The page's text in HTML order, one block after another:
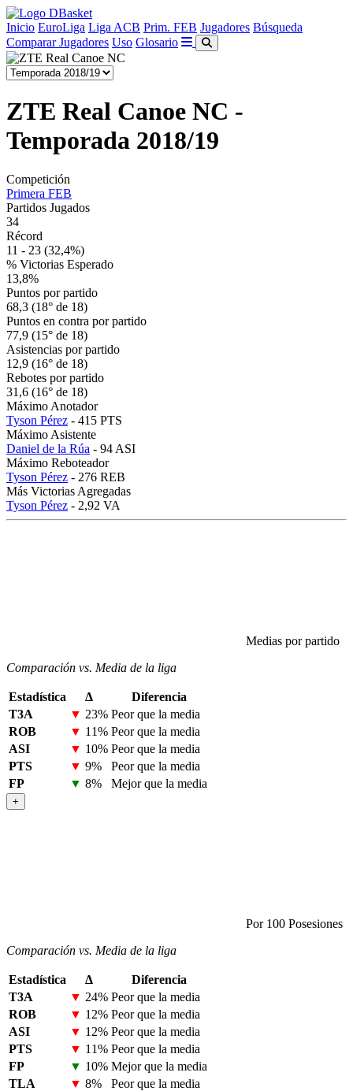
Inicio EuroLiga Liga ACB Prim. FEB Jugadores Búsqueda
Comparar Jugadores Uso Glosario
ZTE Real Canoe NC -
Temporada 2018/19
Competición
Primera FEB
Partidos Jugados
34
Récord
11 - 23 (32,4%)
% Victorias Esperado
13,8%
Puntos por partido
68,3 (18° de 18)
Puntos en contra por partido
77,9 (15° de 18)
Asistencias por partido
12,9 (16° de 18)
Rebotes por partido
31,6 (16° de 18)
Máximo Anotador
Tyson Pérez - 415 PTS
Máximo Asistente
Daniel de la Rúa - 94 ASI
Máximo Reboteador
Tyson Pérez - 276 REB
Más Victorias Agregadas
Tyson Pérez - 2,92 VA
Medias por partido
Comparación vs. Media de la liga
Estadística Δ
Diferencia
T3A
▼ 23% Peor que la media
ROB
▼ 11% Peor que la media
ASI
▼ 10% Peor que la media
PTS
▼ 9%
Peor que la media
FP
▼ 8% Mejor que la media
+
Por 100 Posesiones
Comparación vs. Media de la liga
Estadística Δ
Diferencia
T3A
▼ 24% Peor que la media
ROB
▼ 12% Peor que la media
ASI
▼ 12% Peor que la media
PTS
▼ 11% Peor que la media
FP
▼ 10% Mejor que la media
TLA
▼ 8% Peor que la media